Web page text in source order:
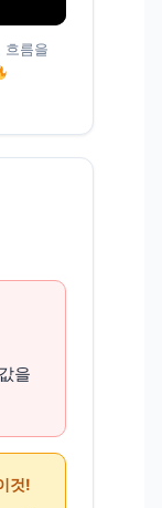
흐름을
을
것!